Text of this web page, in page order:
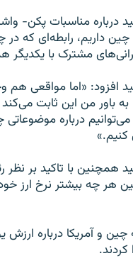
درباره مناسبات پکن-
چین داریم، رابطه‌ای که
مشترک با یکدیگر
«اما مواقعی هم
به باور من این ثابت
می‌توانیم درباره
همچنین با تاکید بر
هر چه بیشتر نرخ ارز خود
و آمریکا درباره ارزش